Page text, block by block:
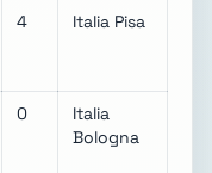
4 Italia Pisa
0
Italia
Bologna